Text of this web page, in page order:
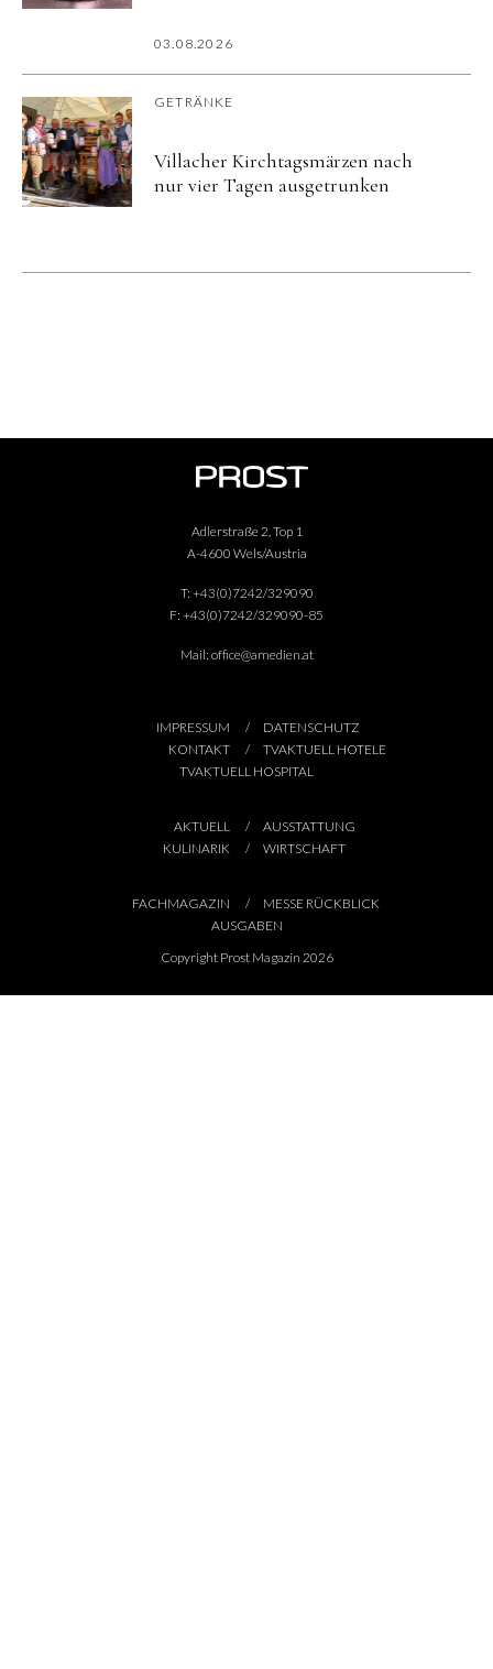
03.08.2026
GETRÄNKE
Villacher Kirchtagsmärzen nach
nur vier Tagen ausgetrunken
Adlerstraße 2, Top 1
A-4600 Wels/Austria
T: +43(0)7242/329090
F: +43(0)7242/329090-85
Mail: office@amedien.at
IMPRESSUM
DATENSCHUTZ
KONTAKT
TVAKTUELL HOTELE
TVAKTUELL HOSPITAL
AKTUELL
AUSSTATTUNG
KULINARIK
WIRTSCHAFT
FACHMAGAZIN
MESSE RÜCKBLICK
AUSGABEN
Copyright Prost Magazin 2026